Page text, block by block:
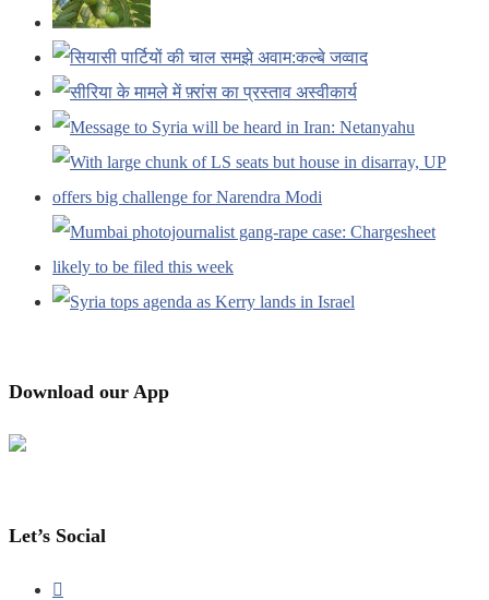
Download our App
Let’s Social